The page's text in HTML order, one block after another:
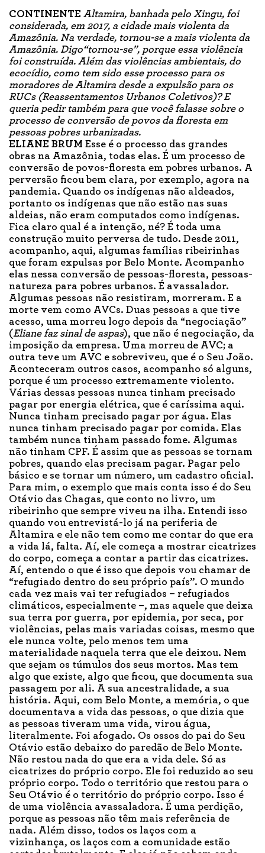
CONTINENTE Altamira, banhada pelo Xingu, foi
considerada, em 2017, a cidade mais violenta da
Amazônia. Na verdade, tornou-se a mais violenta da
Amazônia. Digo“tornou-se”, porque essa violência
foi construída. Além das violências ambientais, do
ecocídio, como tem sido esse processo para os
moradores de Altamira desde a expulsão para os
RUCs (Reassentamentos Urbanos Coletivos)? E
queria pedir também para que você falasse sobre o
processo de conversão de povos da floresta em
pessoas pobres urbanizadas.
ELIANE BRUM Esse é o processo das grandes
obras na Amazônia, todas elas. É um processo de
conversão de povos-floresta em pobres urbanos. A
perversão ficou bem clara, por exemplo, agora na
pandemia. Quando os indígenas não aldeados,
portanto os indígenas que não estão nas suas
aldeias, não eram computados como indígenas.
Fica claro qual é a intenção, né? É toda uma
construção muito perversa de tudo. Desde 2011,
acompanho, aqui, algumas famílias ribeirinhas
que foram expulsas por Belo Monte. Acompanho
elas nessa conversão de pessoas-floresta, pessoas-
natureza para pobres urbanos. É avassalador.
Algumas pessoas não resistiram, morreram. E a
morte vem como AVCs. Duas pessoas a que tive
acesso, uma morreu logo depois da “negociação”
(Eliane faz sinal de aspas), que não é negociação, da
imposição da empresa. Uma morreu de AVC; a
outra teve um AVC e sobreviveu, que é o Seu João.
Aconteceram outros casos, acompanho só alguns,
porque é um processo extremamente violento.
Várias dessas pessoas nunca tinham precisado
pagar por energia elétrica, que é caríssima aqui.
Nunca tinham precisado pagar por água. Elas
nunca tinham precisado pagar por comida. Elas
também nunca tinham passado fome. Algumas
não tinham CPF. É assim que as pessoas se tornam
pobres, quando elas precisam pagar. Pagar pelo
básico e se tornar um número, um cadastro oficial.
Para mim, o exemplo que mais conta isso é do Seu
Otávio das Chagas, que conto no livro, um
ribeirinho que sempre viveu na ilha. Entendi isso
quando vou entrevistá-lo já na periferia de
Altamira e ele não tem como me contar do que era
a vida lá, falta. Aí, ele começa a mostrar cicatrizes
do corpo, começa a contar a partir das cicatrizes.
Aí, entendo o que é isso que depois vou chamar de
“refugiado dentro do seu próprio país”. O mundo
cada vez mais vai ter refugiados – refugiados
climáticos, especialmente –, mas aquele que deixa
sua terra por guerra, por epidemia, por seca, por
violências, pelas mais variadas coisas, mesmo que
ele nunca volte, pelo menos tem uma
materialidade naquela terra que ele deixou. Nem
que sejam os túmulos dos seus mortos. Mas tem
algo que existe, algo que ficou, que documenta sua
passagem por ali. A sua ancestralidade, a sua
história. Aqui, com Belo Monte, a memória, o que
documentava a vida das pessoas, o que dizia que
as pessoas tiveram uma vida, virou água,
literalmente. Foi afogado. Os ossos do pai do Seu
Otávio estão debaixo do paredão de Belo Monte.
Não restou nada do que era a vida dele. Só as
cicatrizes do próprio corpo. Ele foi reduzido ao seu
próprio corpo. Todo o território que restou para o
Seu Otávio é o território do próprio corpo. Isso é
de uma violência avassaladora. É uma perdição,
porque as pessoas não têm mais referência de
nada. Além disso, todos os laços com a
vizinhança, os laços com a comunidade estão